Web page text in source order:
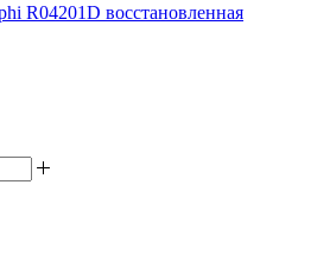
R04201D восстановленная